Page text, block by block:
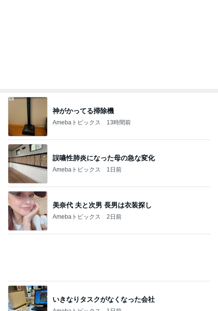
ほっともっと肉2倍のチキン南蛮弁当
Amebaトピックス
記事を読む